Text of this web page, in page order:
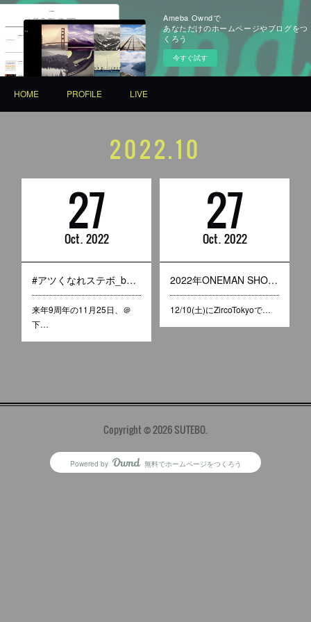
Ameba Owndで
あなただけのホームページやブログをつ
くろう
今すぐ試す
HOME PROFILE LIVE
2022.10
27
Oct 2022
#アツくなれステボ_by_2024の正体
来年9周年の11月25日、＠
下…
27
Oct 2022
2022年ONEMAN SHOW 詳細だー！
12/10(土)にZircoTokyoで…
Copyright ©2026SUTEBO.
Powered by AmebaOwnd
無料でホームページをつくろう